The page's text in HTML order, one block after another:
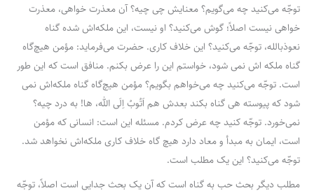
توجّه می‌کنید چه می‌گویم؟ معنایش چی چیه؟ آن معذرت خواهی، معذرت
خواهی نیست اصلاً؛ گوش می‌کنید؟ او نیست، این ملکه‌اش شده گناه
نعوذبالله، توجّه می‌کنید؟ این خلاف کاری. حضرت می‌فرماید: مؤمن هیچ‌گاه
گناه ملکه اش نمی شود، خواستم این را عرض بکنم. منافق است که این طور
است. توجّه می‌کنید چه می‌خواهم بگویم؟ مؤمن هیچ‌گاه گناه ملکه‌اش نمی
شود که پیوسته هی گناه بکند بعدش هم اَتُوبُ اِلَی الله، ها! به درد چیه؟
نمی‌خورد. توجّه کنید چه عرض کردم. مسئله این است: انسانی که مؤمن
است، ایمان به مبدأ و معاد دارد هیچ گاه خلاف کاری ملکه‌اش نخواهد شد.
توجّه می‌کنید؟ این یک مطلب است.
مطلب دیگر بحث حب به گناه است که آن یک بحث جدایی است اصلاً، توجّه